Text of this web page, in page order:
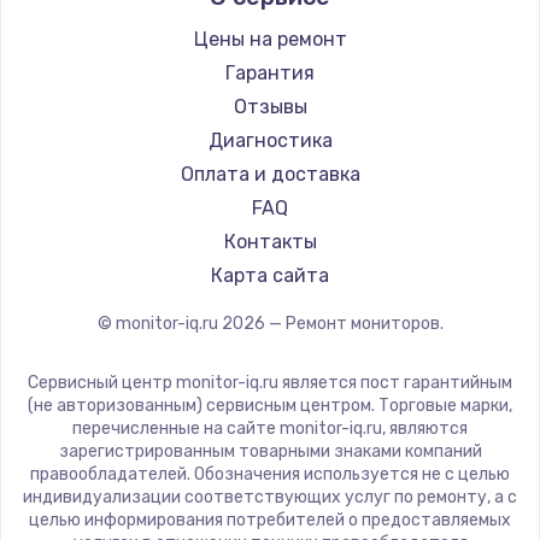
Hisense
АОС
Ardor
Machenike
iru
Titan Army
iFFALCON
Dahua
Цены на ремонт
Гарантия
Отзывы
Диагностика
Оплата и доставка
FAQ
Контакты
Карта сайта
© monitor-iq.ru 2026 — Ремонт мониторов.
Сервисный центр monitor-iq.ru является пост гарантийным
(не авторизованным) сервисным центром. Торговые марки,
перечисленные на сайте monitor-iq.ru, являются
зарегистрированным товарными знаками компаний
правообладателей. Обозначения используется не с целью
индивидуализации соответствующих услуг по ремонту, а с
целью информирования потребителей о предоставляемых